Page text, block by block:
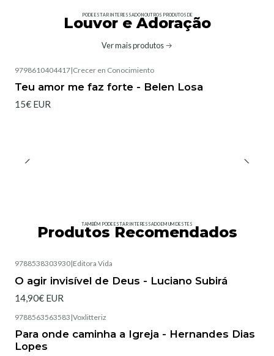
PODE ESTAR INTERESSADO NOUTROS PRODUTOS DE
Louvor e Adoração
Ver mais produtos
9798610404417|Crecer en Conocimiento
Teu amor me faz forte - Belen Losa
15€ EUR
TAMBÉM PODE ESTAR INTERESSADO EM UM DESTES
Produtos Recomendados
9788538303930|Editora Vida
O agir invisível de Deus - Luciano Subirá
14,90€ EUR
9788563563583 |Voxlitteriz
Para onde caminha a Igreja - Hernandes Dias
Lopes